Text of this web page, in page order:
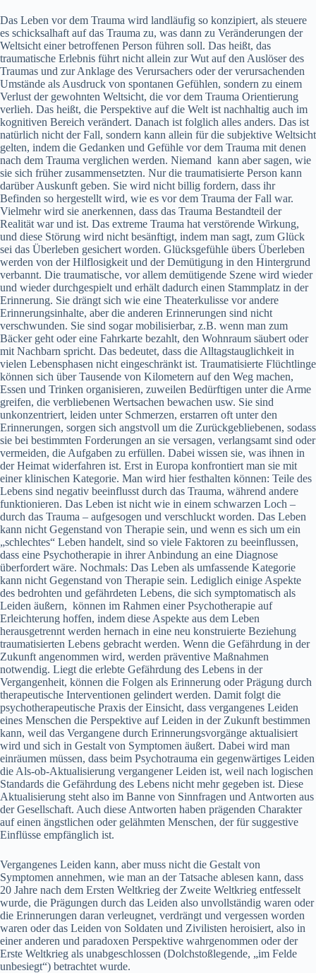
Das Leben vor dem Trauma wird landläufig so konzipiert, als steuere
es schicksalhaft auf das Trauma zu, was dann zu Veränderungen der
Weltsicht einer betroffenen Person führen soll. Das heißt, das
traumatische Erlebnis führt nicht allein zur Wut auf den Auslöser des
Traumas und zur Anklage des Verursachers oder der verursachenden
Umstände als Ausdruck von spontanen Gefühlen, sondern zu einem
Verlust der gewohnten Weltsicht, die vor dem Trauma Orientierung
verlieh. Das heißt, die Perspektive auf die Welt ist nachhaltig auch im
kognitiven Bereich verändert. Danach ist folglich alles anders. Das ist
natürlich nicht der Fall, sondern kann allein für die subjektive Weltsicht
gelten, indem die Gedanken und Gefühle vor dem Trauma mit denen
nach dem Trauma verglichen werden. Niemand kann aber sagen, wie
sie sich früher zusammensetzten. Nur die traumatisierte Person kann
darüber Auskunft geben. Sie wird nicht billig fordern, dass ihr
Befinden so hergestellt wird, wie es vor dem Trauma der Fall war.
Vielmehr wird sie anerkennen, dass das Trauma Bestandteil der
Realität war und ist. Das extreme Trauma hat verstörende Wirkung,
und diese Störung wird nicht besänftigt, indem man sagt, zum Glück
sei das Überleben gesichert worden. Glücksgefühle übers Überleben
werden von der Hilflosigkeit und der Demütigung in den Hintergrund
verbannt. Die traumatische, vor allem demütigende Szene wird wieder
und wieder durchgespielt und erhält dadurch einen Stammplatz in der
Erinnerung. Sie drängt sich wie eine Theaterkulisse vor andere
Erinnerungsinhalte, aber die anderen Erinnerungen sind nicht
verschwunden. Sie sind sogar mobilisierbar, z.B. wenn man zum
Bäcker geht oder eine Fahrkarte bezahlt, den Wohnraum säubert oder
mit Nachbarn spricht. Das bedeutet, dass die Alltagstauglichkeit in
vielen Lebensphasen nicht eingeschränkt ist. Traumatisierte Flüchtlinge
können sich über Tausende von Kilometern auf den Weg machen,
Essen und Trinken organisieren, zuweilen Bedürftigen unter die Arme
greifen, die verbliebenen Wertsachen bewachen usw. Sie sind
unkonzentriert, leiden unter Schmerzen, erstarren oft unter den
Erinnerungen, sorgen sich angstvoll um die Zurückgebliebenen, sodass
sie bei bestimmten Forderungen an sie versagen, verlangsamt sind oder
vermeiden, die Aufgaben zu erfüllen. Dabei wissen sie, was ihnen in
der Heimat widerfahren ist. Erst in Europa konfrontiert man sie mit
einer klinischen Kategorie. Man wird hier festhalten können: Teile des
Lebens sind negativ beeinflusst durch das Trauma, während andere
funktionieren. Das Leben ist nicht wie in einem schwarzen Loch –
durch das Trauma – aufgesogen und verschluckt worden. Das Leben
kann nicht Gegenstand von Therapie sein, und wenn es sich um ein
„schlechtes“ Leben handelt, sind so viele Faktoren zu beeinflussen,
dass eine Psychotherapie in ihrer Anbindung an eine Diagnose
überfordert wäre. Nochmals: Das Leben als umfassende Kategorie
kann nicht Gegenstand von Therapie sein. Lediglich einige Aspekte
des bedrohten und gefährdeten Lebens, die sich symptomatisch als
Leiden äußern, können im Rahmen einer Psychotherapie auf
Erleichterung hoffen, indem diese Aspekte aus dem Leben
herausgetrennt werden hernach in eine neu konstruierte Beziehung
traumatisierten Lebens gebracht werden. Wenn die Gefährdung in der
Zukunft angenommen wird, werden präventive Maßnahmen
notwendig. Liegt die erlebte Gefährdung des Lebens in der
Vergangenheit, können die Folgen als Erinnerung oder Prägung durch
therapeutische Interventionen gelindert werden. Damit folgt die
psychotherapeutische Praxis der Einsicht, dass vergangenes Leiden
eines Menschen die Perspektive auf Leiden in der Zukunft bestimmen
kann, weil das Vergangene durch Erinnerungsvorgänge aktualisiert
wird und sich in Gestalt von Symptomen äußert. Dabei wird man
einräumen müssen, dass beim Psychotrauma ein gegenwärtiges Leiden
die Als-ob-Aktualisierung vergangener Leiden ist, weil nach logischen
Standards die Gefährdung des Lebens nicht mehr gegeben ist. Diese
Aktualisierung steht also im Banne von Sinnfragen und Antworten aus
der Gesellschaft. Auch diese Antworten haben prägenden Charakter
auf einen ängstlichen oder gelähmten Menschen, der für suggestive
Einflüsse empfänglich ist.
Vergangenes Leiden kann, aber muss nicht die Gestalt von
Symptomen annehmen, wie man an der Tatsache ablesen kann, dass
20 Jahre nach dem Ersten Weltkrieg der Zweite Weltkrieg entfesselt
wurde, die Prägungen durch das Leiden also unvollständig waren oder
die Erinnerungen daran verleugnet, verdrängt und vergessen worden
waren oder das Leiden von Soldaten und Zivilisten heroisiert, also in
einer anderen und paradoxen Perspektive wahrgenommen oder der
Erste Weltkrieg als unabgeschlossen (Dolchstoßlegende, „im Felde
unbesiegt“) betrachtet wurde.